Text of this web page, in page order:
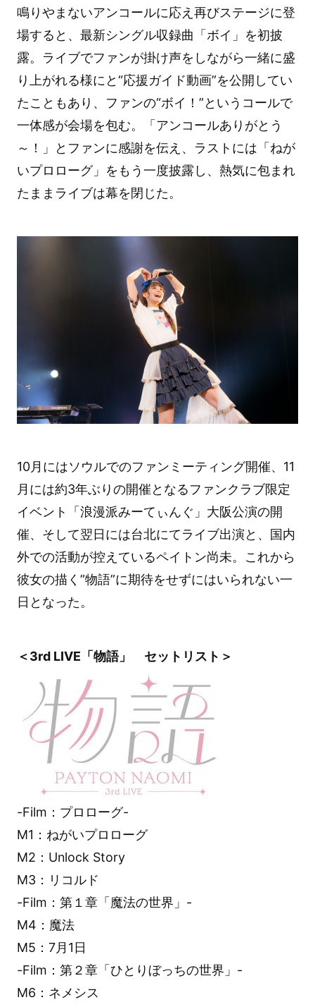
鳴りやまないアンコールに応え再びステージに登
場すると、最新シングル収録曲「ボイ」を初披
露。ライブでファンが掛け声をしながら一緒に盛
り上がれる様にと“応援ガイド動画”を公開してい
たこともあり、ファンの“ボイ！”というコールで
一体感が会場を包む。「アンコールありがとう
～！」とファンに感謝を伝え、ラストには「ねが
いプロローグ」をもう一度披露し、熱気に包まれ
たままライブは幕を閉じた。
10月にはソウルでのファンミーティング開催、11
月には約3年ぶりの開催となるファンクラブ限定
イベント「浪漫派みーてぃんぐ」大阪公演の開
催、そして翌日には台北にてライブ出演と、国内
外での活動が控えているペイトン尚未。これから
彼女の描く”物語”に期待をせずにはいられない一
日となった。
＜3rd LIVE「物語」 セットリスト＞
-Film：プロローグ-
M1：ねがいプロローグ
M2：Unlock Story
M3：リコルド
-Film：第１章「魔法の世界」-
M4：魔法
M5：7月1日
-Film：第２章「ひとりぼっちの世界」-
M6：ネメシス